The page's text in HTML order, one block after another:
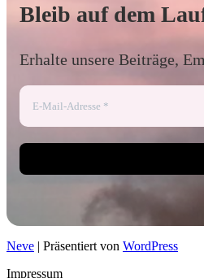
Bleib auf dem
Erhalte unsere Beiträge,
Neve | Präsentiert von WordPress
Impressum